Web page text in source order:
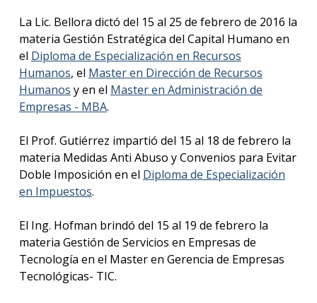
La Lic. Bellora dictó del 15 al 25 de febrero de 2016 la
materia Gestión Estratégica del Capital Humano en
el Diploma de Especialización en Recursos
Humanos, el Master en Dirección de Recursos
Humanos y en el Master en Administración de
Empresas - MBA.
El Prof. Gutiérrez impartió del 15 al 18 de febrero la
materia Medidas Anti Abuso y Convenios para Evitar
Doble Imposición en el Diploma de Especialización
en Impuestos.
El Ing. Hofman brindó del 15 al 19 de febrero la
materia Gestión de Servicios en Empresas de
Tecnología en el Master en Gerencia de Empresas
Tecnológicas- TIC.